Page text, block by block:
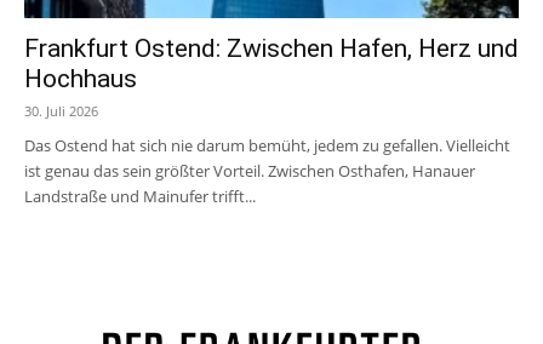
Frankfurt Ostend: Zwischen Hafen, Herz und
Hochhaus
30. Juli 2026
Das Ostend hat sich nie darum bemüht, jedem zu gefallen. Vielleicht
ist genau das sein größter Vorteil. Zwischen Osthafen, Hanauer
Landstraße und Mainufer trifft...